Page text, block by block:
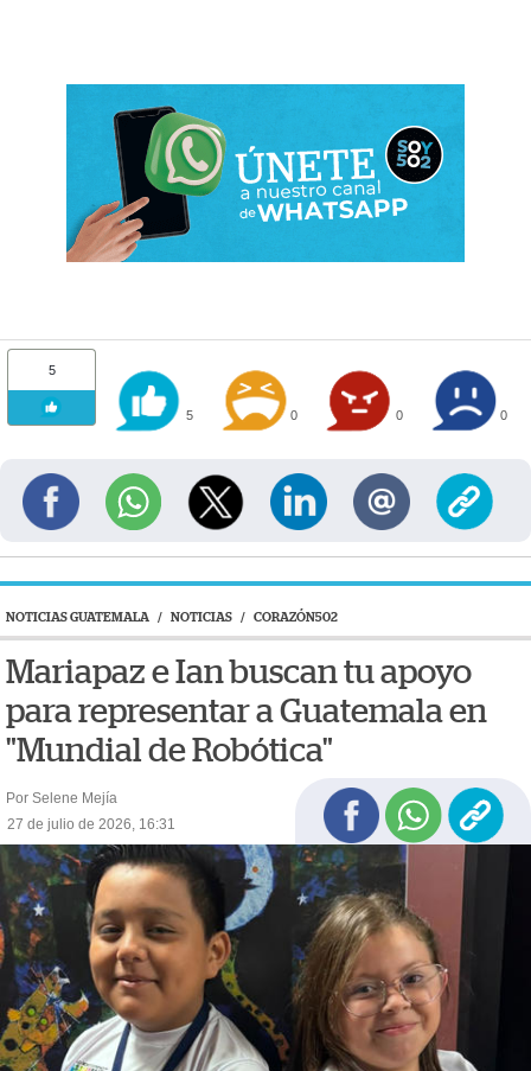
5
5 0 0 0
NOTICIAS GUATEMALA / NOTICIAS / CORAZÓN502
Mariapaz e Ian buscan tu apoyo
para representar a Guatemala en
"Mundial de Robótica"
Por Selene Mejía
27 de julio de 2026, 16:31